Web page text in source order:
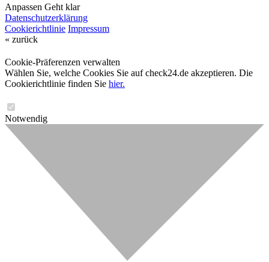
Anpassen Geht klar
Datenschutzerklärung
Cookierichtlinie Impressum
« zurück
Cookie-Präferenzen verwalten
Wählen Sie, welche Cookies Sie auf check24.de akzeptieren. Die
Cookierichtlinie finden Sie hier.
Notwendig